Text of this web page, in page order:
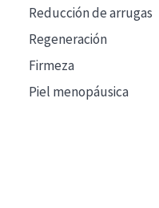
Reducción de arrugas
Regeneración
Firmeza
Piel menopáusica